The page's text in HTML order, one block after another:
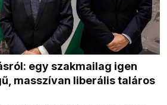
egy szakmailag igen
masszívan liberális taláros